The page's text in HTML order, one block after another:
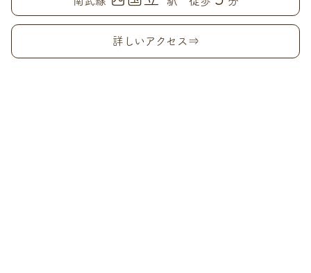
詳しいアクセス⇒